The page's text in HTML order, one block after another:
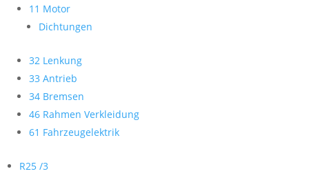
11 Motor
Dichtungen
32 Lenkung
33 Antrieb
34 Bremsen
46 Rahmen Verkleidung
61 Fahrzeugelektrik
R25 /3